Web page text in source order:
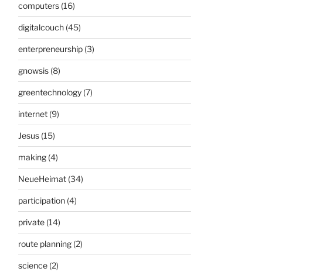
computers(16)
digitalcouch(45)
enterpreneurship(3)
gnowsis(8)
greentechnology(7)
internet(9)
Jesus(15)
making(4)
NeueHeimat(34)
participation(4)
private(14)
route planning(2)
science(2)